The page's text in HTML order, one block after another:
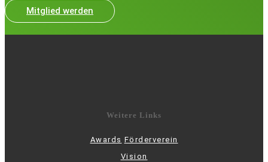
Mitglied werden
Weitere Links
Awards Förderverein
Vision